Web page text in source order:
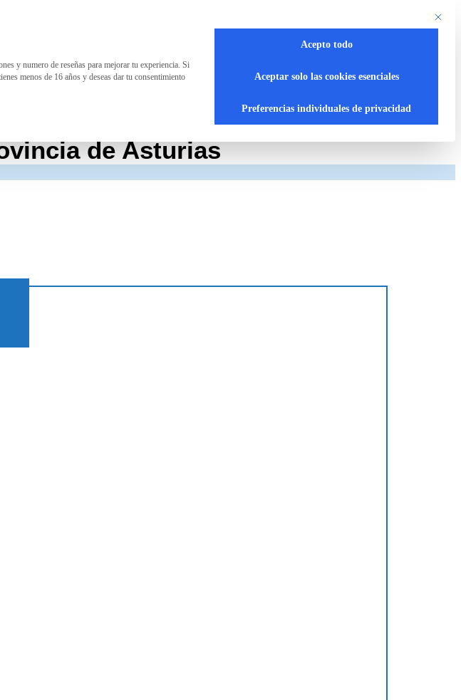
de Asturias
Este
y numero de reseñas para mejorar tu experiencia. Si
menos de 16 años y deseas dar tu consentimiento
Acepto todo
Aceptar solo las cookies esenciales
Preferencias individuales de privacidad